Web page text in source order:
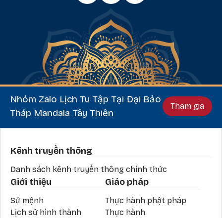
Nhóm Zalo Lịch Tu Tập Tại Đại Bảo
Tháp Mandala Tây Thiên
Tham gia
Phần chân
Kênh truyền thông
Danh sách kênh truyền thông chính thức
Giới thiệu
Sứ mệnh
Lịch sử hình thành
Giáo pháp
Thực hành phật pháp
Thực hành